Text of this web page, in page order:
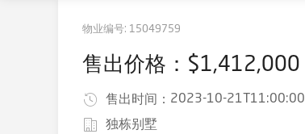
物业编号: 15049759
售出价格：$1,412,000
售出时间： 2023-10-21T11:00:00
独栋别墅